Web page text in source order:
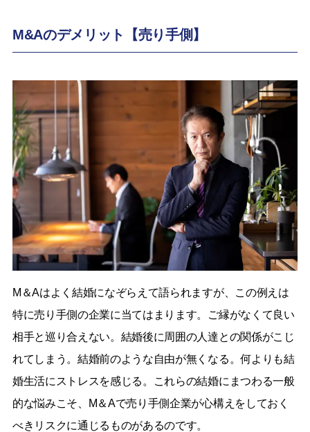
M&Aのデメリット【売り手側】
M＆Aはよく結婚になぞらえて語られますが、この例えは
特に売り手側の企業に当てはまります。ご縁がなくて良い
相手と巡り合えない。結婚後に周囲の人達との関係がこじ
れてしまう。結婚前のような自由が無くなる。何よりも結
婚生活にストレスを感じる。これらの結婚にまつわる一般
的な悩みこそ、M＆Aで売り手側企業が心構えをしておく
べきリスクに通じるものがあるのです。